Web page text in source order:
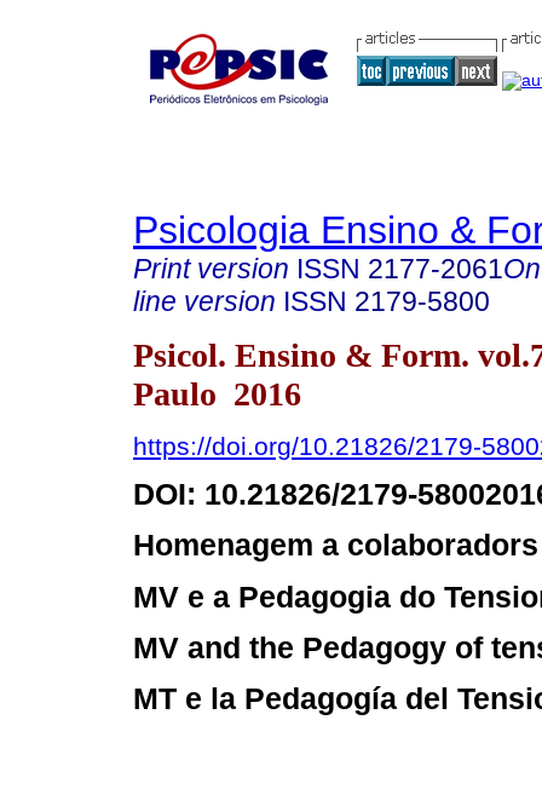
Psicologia Ensino &
Print version ISSN 2177-2061
line version ISSN 2179-5800
Psicol. Ensino & Form.
Paulo 2016
https://doi.org/10.21826/2179-
DOI: 10.21826/2179-
Homenagem a
MV e a Pedagogia do
MV and the Pedagogy of
MT e la Pedagogía del